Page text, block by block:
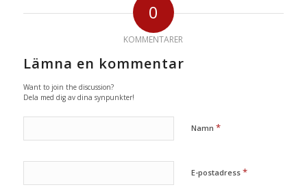
0
KOMMENTARER
Lämna en kommentar
Want to join the discussion?
Dela med dig av dina synpunkter!
Namn *
E-postadress *